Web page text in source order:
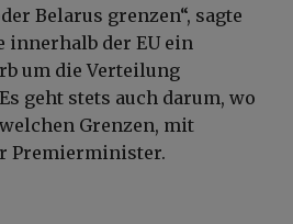
Belarus grenzen“, sagte
innerhalb der EU ein
um die Verteilung
geht stets auch darum, wo
Grenzen, mit
Premierminister.